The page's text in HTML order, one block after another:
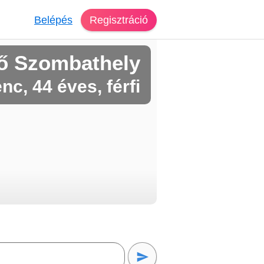
Belépés Regisztráció
Szombathely
44 éves, férfi